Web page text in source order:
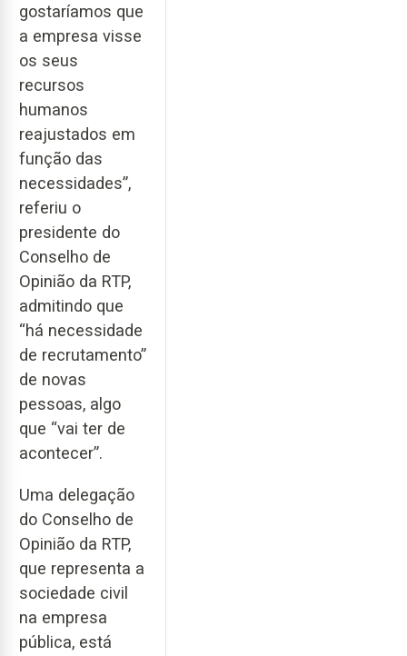
gostaríamos que
a empresa visse
os seus
recursos
humanos
reajustados em
função das
necessidades”,
referiu o
presidente do
Conselho de
Opinião da RTP,
admitindo que
“há necessidade
de recrutamento”
de novas
pessoas, algo
que “vai ter de
acontecer”.
Uma delegação
do Conselho de
Opinião da RTP,
que representa a
sociedade civil
na empresa
pública, está